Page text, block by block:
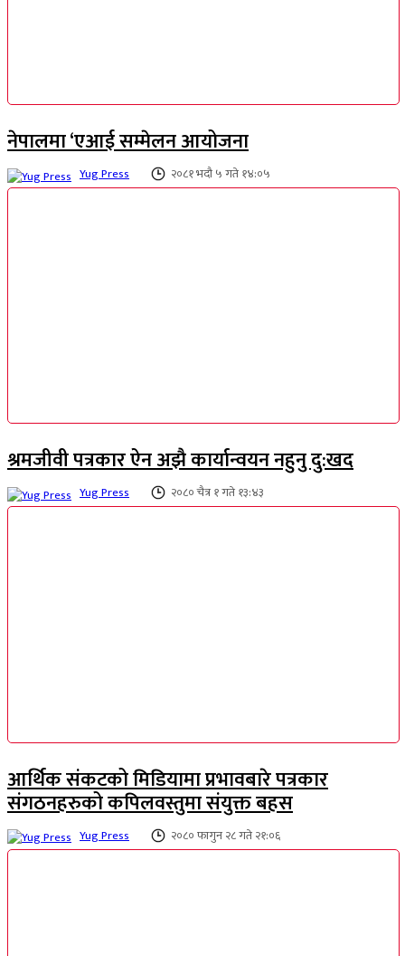
नेपालमा ‘एआई सम्मेलन आयोजना
Yug Press २०८१ भदौ ५ गते १४:०५
श्रमजीवी पत्रकार ऐन अझै कार्यान्वयन नहुनु दु:खद
Yug Press २०८० चैत्र १ गते १३:४३
आर्थिक संकटको मिडियामा प्रभावबारे पत्रकार
संगठनहरुको कपिलवस्तुमा संयुक्त बहस
Yug Press २०८० फागुन २८ गते २१:०६